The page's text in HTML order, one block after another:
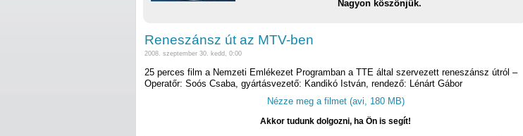
Nagyon köszönjük.
Reneszánsz út az MTV-ben
2008. szeptember 30. kedd, 0:00
25 perces film a Nemzeti Emlékezet Programban a TTE által szervezett reneszánsz útról –
Operatőr: Soós Csaba, gyártásvezető: Kandikó István, rendező: Lénárt Gábor
Nézze meg a filmet (avi, 180 MB)
Akkor tudunk dolgozni, ha Ön is segít!